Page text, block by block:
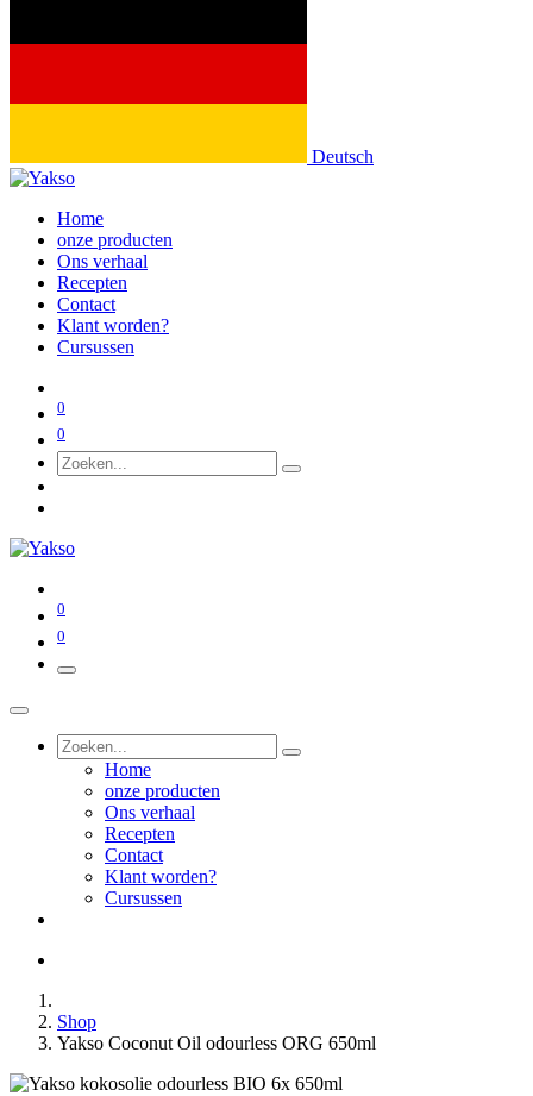
Deutsch
Home
onze producten
Ons verhaal
Recepten
Contact
Klant worden?
Cursussen
0
0
0
0
Home
onze producten
Ons verhaal
Recepten
Contact
Klant worden?
Cursussen
Shop
Yakso Coconut Oil odourless ORG 650ml